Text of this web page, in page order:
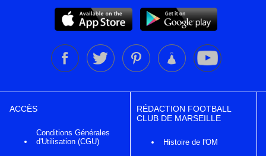
ACCÈS
Conditions Générales
d'Utilisation (CGU)
RÉDACTION FOOTBALL
CLUB DE MARSEILLE
Histoire de l'OM